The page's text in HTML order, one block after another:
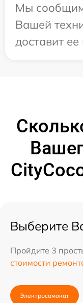
Мы
Вашей
доставит
Выберите
Пройдите 3
стоимости
Электросамокат